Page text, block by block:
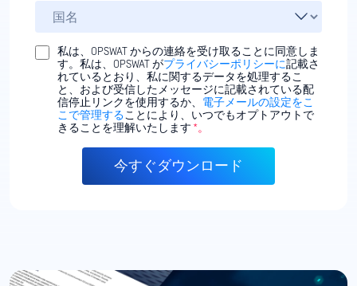
私は、OPSWAT からの連絡を受け取ることに同意しま
す。私は、OPSWAT がプライバシーポリシーに記載さ
れているとおり、私に関するデータを処理するこ
と、および受信したメッセージに記載されている配
信停止リンクを使用するか、 電子メールの設定をこ
こで管理することにより、いつでもオプトアウトで
きることを理解いたします *。